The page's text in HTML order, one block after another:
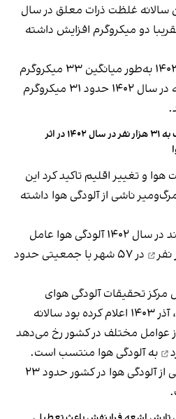
سالانه غلظت ذرات معلق در سال
نسبت به سال ۱۴۰۲ تقریبا دو میکروگرم افزایش داشته
غلظت ذرات معلق در سال ۱۴۰۳ به‌طور میانگین ۳۳ میکروگرم
بر متر مکعب بود در حالی که در سال ۱۴۰۲ حدود ۳۱ میکروگرم
مرگ نزدیک به ۳۱ هزار نفر در سال ۱۴۰۲ در اثر
و تغییر اقلیم تاکید کرد این
ناشی از آلودگی هوا داشته
آمارهای رسمی نشان می‌دهند در سال ۱۴۰۲ آلودگی هوا عامل
در ۵۷ شهر با جمعیتی حدود
تحقیقات آلودگی هوای
دانشگاه علوم پزشکی تهران، آذر ۱۴۰۳ اعلام کرده بود سالانه
ناشی از عوامل مختلف در کشور رخ می‌دهد
به آلودگی هوا منتسب است.
هم‌زمان، زیان اقتصادی ناشی از آلودگی هوا در کشور حدود ۲۳